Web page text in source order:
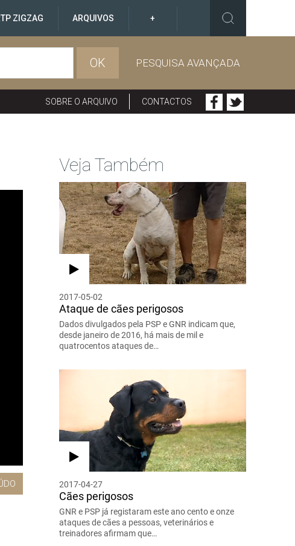
ZIGZAG ARQUIVOS +
OK PESQUISA AVANÇADA
SOBRE O ARQUIVO CONTACTOS
Veja Também
2017-05-02
Ataque de cães perigosos
Dados divulgados pela PSP e GNR indicam que,
desde janeiro de 2016, há mais de mil e
quatrocentos ataques de…
2017-04-27
Cães perigosos
GNR e PSP já registaram este ano cento e onze
ataques de cães a pessoas, veterinários e
treinadores afirmam que…